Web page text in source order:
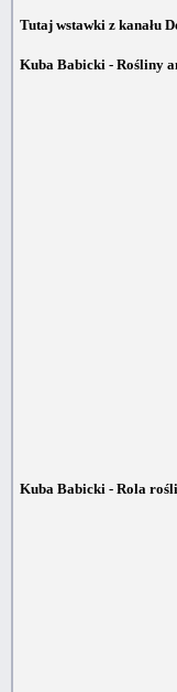
Tutaj wstawki z kanału
Kuba Babicki - Rośliny
Kuba Babicki - Rola